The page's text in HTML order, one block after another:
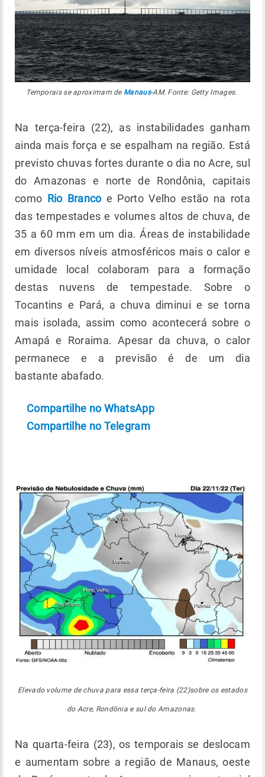
Temporais se aproximam de Manaus-AM. Fonte: Getty Images.
Na terça-feira (22), as instabilidades ganham
ainda mais força e se espalham na região. Está
previsto chuvas fortes durante o dia no Acre, sul
do Amazonas e norte de Rondônia, capitais
como Rio Brancoe Porto Velho estão na rota
das tempestades e volumes altos de chuva, de
35 a 60 mm em um dia. Áreas de instabilidade
em diversos níveis atmosféricos mais o calor e
umidade local colaboram para a formação
destas nuvens de tempestade. Sobre o
Tocantins e Pará, a chuva diminui e se torna
mais isolada, assim como acontecerá sobre o
Amapá e Roraima. Apesar da chuva, o calor
permanece e a previsão é de um dia
bastante abafado.
Compartilhe no WhatsApp
Compartilhe no Telegram
Elevado volume de chuva para essa terça-feira (22)sobre os estados
do Acre, Rondônia e sul do Amazonas.
Na quarta-feira (23), os temporais se deslocam
e aumentam sobre a região de Manaus, oeste